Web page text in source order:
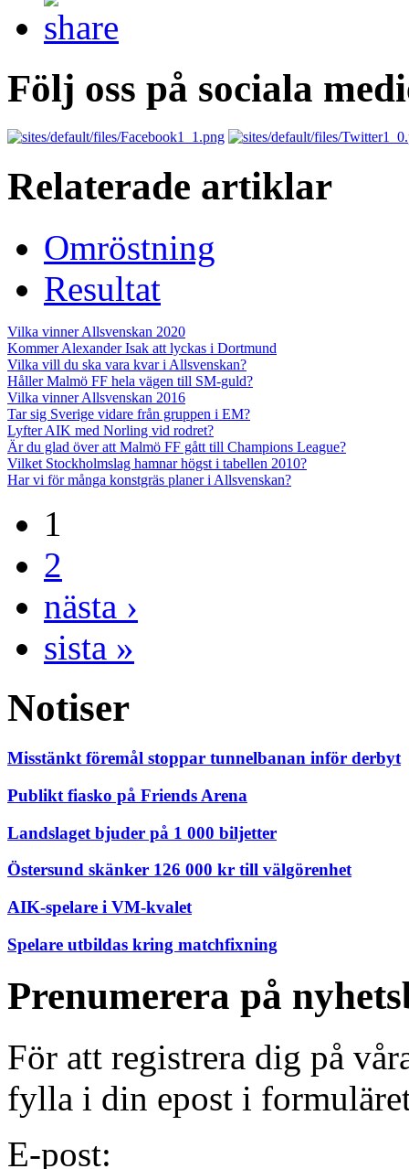
Följ oss på sociala
Relaterade artiklar
Omröstning
Resultat
Vilka vinner Allsvenskan 2020
Kommer Alexander Isak att lyckas i Dortmund
Vilka vill du ska vara kvar i Allsvenskan?
Håller Malmö FF hela vägen till SM-guld?
Vilka vinner Allsvenskan 2016
Tar sig Sverige vidare från gruppen i EM?
Lyfter AIK med Norling vid rodret?
Är du glad över att Malmö FF gått till Champions League?
Vilket Stockholmslag hamnar högst i tabellen 2010?
Har vi för många konstgräs planer i Allsvenskan?
1
2
nästa ›
sista »
Notiser
Misstänkt föremål stoppar tunnelbanan inför derbyt
Publikt fiasko på Friends Arena
Landslaget bjuder på 1 000 biljetter
Östersund skänker 126 000 kr till välgörenhet
AIK-spelare i VM-kvalet
Spelare utbildas kring matchfixning
Prenumerera på
För att registrera dig på
fylla i din epost i
E-post: